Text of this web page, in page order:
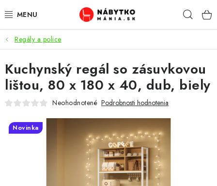
na
VÝPREDAJ
NOVINKY
OBÝVACIA IZBA
Regály a police
Kuchynský regál so zásuvkovou
lištou, 80 x 180 x 40, dub, biely
Neohodnotené Podrobnosti hodnotenia
Novinka